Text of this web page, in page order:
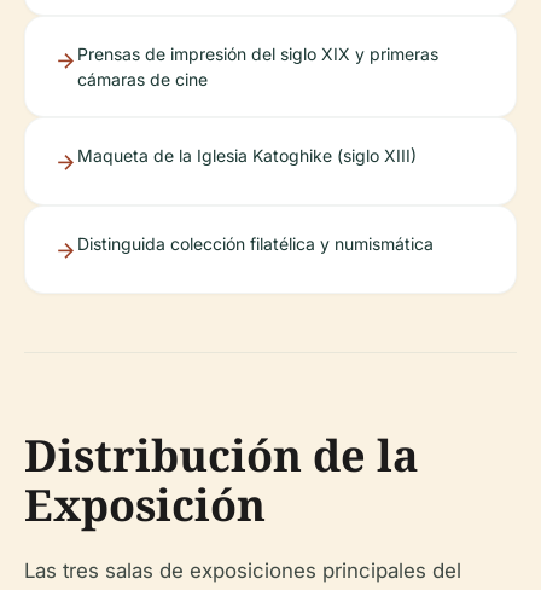
Prensas de impresión del siglo XIX y primeras
cámaras de cine
Maqueta de la Iglesia Katoghike (siglo XIII)
Distinguida colección filatélica y numismática
Distribución de la
Exposición
Las tres salas de exposiciones principales del